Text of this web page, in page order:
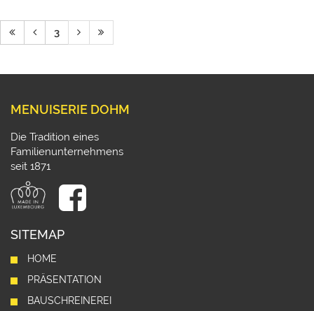
3
MENUISERIE DOHM
Die Tradition eines
Familienunternehmens
seit 1871
SITEMAP
HOME
PRÄSENTATION
BAUSCHREINEREI